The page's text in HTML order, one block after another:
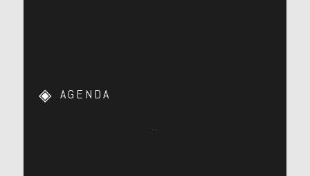
AGENDA